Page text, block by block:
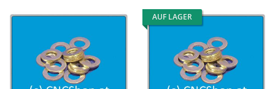
AUF LAGER